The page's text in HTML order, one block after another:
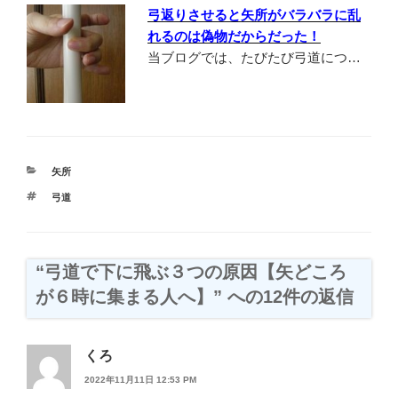
弓返りさせると矢所がバラバラに乱
れるのは偽物だからだった！
当ブログでは、たびたび弓道につ…
カ
ゴ
矢所
タ
弓道
“弓道で下に飛ぶ３つの原因【矢どころ
が６時に集まる人へ】” への12件の返信
くろ
2022年11月11日 12:53 PM